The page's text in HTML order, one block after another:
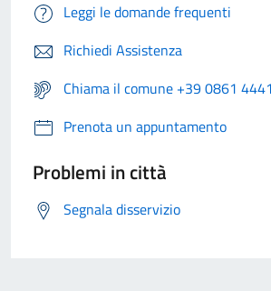
Leggi le domande frequenti
Richiedi Assistenza
Chiama il comune +39 0861 4441
Prenota un appuntamento
Problemi in città
Segnala disservizio